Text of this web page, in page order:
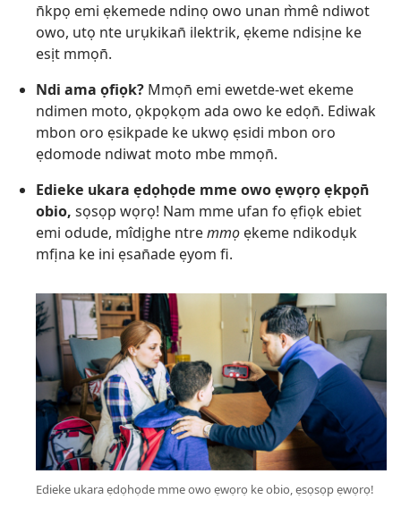
n̄kpọ emi ẹkemede ndinọ owo unan m̀mê ndiwot
owo, utọ nte urụkikan̄ ilektrik, ẹkeme ndisịne ke
esịt mmọn̄.
Ndi ama ọfiọk? Mmọn̄ emi ewetde-wet ekeme
ndimen moto, ọkpọkọm ada owo ke edọn̄. Ediwak
mbon oro ẹsikpade ke ukwọ ẹsidi mbon oro
ẹdomode ndiwat moto mbe mmọn̄.
Edieke ukara ẹdọhọde mme owo ẹwọrọ ẹkpọn̄
obio, sọsọp wọrọ! Nam mme ufan fo ẹfiọk ebiet
emi odude, mîdịghe ntremmọ ẹkeme ndikodụk
mfịna ke ini ẹsan̄ade ẹyom fi.
Edieke ukara ẹdọhọde mme owo ẹwọrọ ke obio, ẹsọsọp ẹwọrọ!